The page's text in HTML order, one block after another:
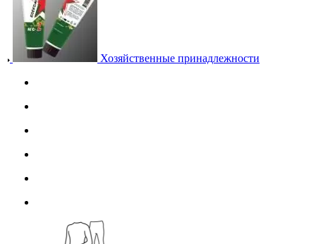
Хозяйственные принадлежности